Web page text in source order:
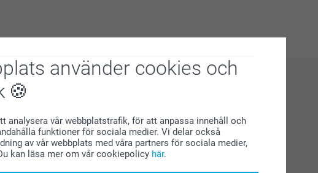
använder cookies och
analysera vår webbplatstrafik, för att anpassa innehåll och
funktioner för sociala medier. Vi delar också
av vår webbplats med våra partners för sociala medier,
kan läsa mer om vår cookiepolicy här.